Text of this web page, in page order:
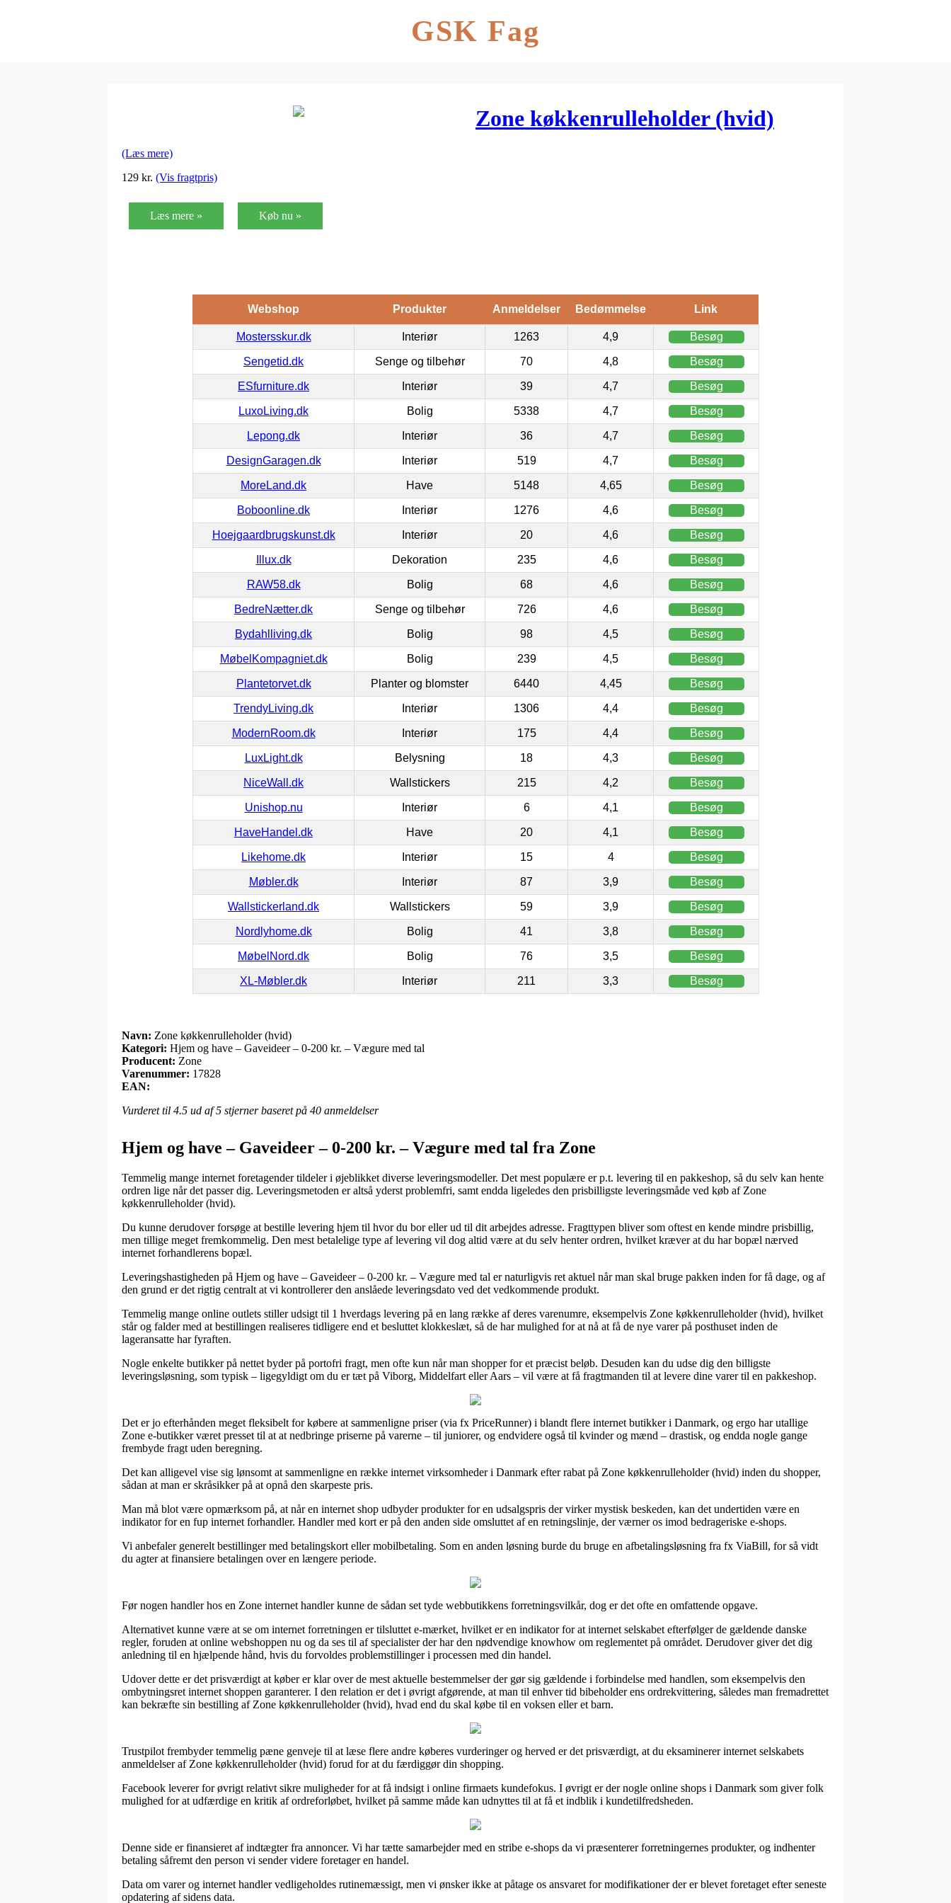
GSK Fag
Zone køkkenrulleholder (hvid)
(Læs mere)
129 kr. (Vis fragtpris)
Læs mere » Køb nu »
Webshop Produkter Anmeldelser Bedømmelse Link
Mostersskur.dk Interiør 1263 4,9 Besøg
Sengetid.dk Senge og tilbehør 70 4,8 Besøg
ESfurniture.dk Interiør 39 4,7 Besøg
LuxoLiving.dk Bolig 5338 4,7 Besøg
Lepong.dk Interiør 36 4,7 Besøg
DesignGaragen.dk Interiør 519 4,7 Besøg
MoreLand.dk Have 5148 4,65 Besøg
Boboonline.dk Interiør 1276 4,6 Besøg
Hoejgaardbrugskunst.dk Interiør 20 4,6 Besøg
Illux.dk Dekoration 235 4,6 Besøg
RAW58.dk Bolig 68 4,6 Besøg
BedreNætter.dk Senge og tilbehør 726 4,6 Besøg
Bydahlliving.dk Bolig 98 4,5 Besøg
MøbelKompagniet.dk Bolig 239 4,5 Besøg
Plantetorvet.dk Planter og blomster 6440 4,45 Besøg
TrendyLiving.dk Interiør 1306 4,4 Besøg
ModernRoom.dk Interiør 175 4,4 Besøg
LuxLight.dk Belysning 18 4,3 Besøg
NiceWall.dk Wallstickers 215 4,2 Besøg
Unishop.nu Interiør 6 4,1 Besøg
HaveHandel.dk Have 20 4,1 Besøg
Likehome.dk Interiør 15 4 Besøg
Møbler.dk Interiør 87 3,9 Besøg
Wallstickerland.dk Wallstickers 59 3,9 Besøg
Nordlyhome.dk Bolig 41 3,8 Besøg
MøbelNord.dk Bolig 76 3,5 Besøg
XL-Møbler.dk Interiør 211 3,3 Besøg
Navn: Zone køkkenrulleholder (hvid)
Kategori: Hjem og have – Gaveideer – 0-200 kr. – Vægure med tal
Producent: Zone
Varenummer: 17828
EAN:
Vurderet til 4.5 ud af 5 stjerner baseret på 40 anmeldelser
Hjem og have – Gaveideer – 0-200 kr. – Vægure med tal fra Zone
Temmelig mange internet foretagender tildeler i øjeblikket diverse leveringsmodeller. Det mest populære er p.t. levering til en pakkeshop, så du selv kan hente
ordren lige når det passer dig. Leveringsmetoden er altså yderst problemfri, samt endda ligeledes den prisbilligste leveringsmåde ved køb af Zone
køkkenrulleholder (hvid).
Du kunne derudover forsøge at bestille levering hjem til hvor du bor eller ud til dit arbejdes adresse. Fragttypen bliver som oftest en kende mindre prisbillig,
men tillige meget fremkommelig. Den mest betalelige type af levering vil dog altid være at du selv henter ordren, hvilket kræver at du har bopæl nærved
internet forhandlerens bopæl.
Leveringshastigheden på Hjem og have – Gaveideer – 0-200 kr. – Vægure med tal er naturligvis ret aktuel når man skal bruge pakken inden for få dage, og af
den grund er det rigtig centralt at vi kontrollerer den anslåede leveringsdato ved det vedkommende produkt.
Temmelig mange online outlets stiller udsigt til 1 hverdags levering på en lang række af deres varenumre, eksempelvis Zone køkkenrulleholder (hvid), hvilket
står og falder med at bestillingen realiseres tidligere end et besluttet klokkeslæt, så de har mulighed for at nå at få de nye varer på posthuset inden de
lageransatte har fyraften.
Nogle enkelte butikker på nettet byder på portofri fragt, men ofte kun når man shopper for et præcist beløb. Desuden kan du udse dig den billigste
leveringsløsning, som typisk – ligegyldigt om du er tæt på Viborg, Middelfart eller Aars – vil være at få fragtmanden til at levere dine varer til en pakkeshop.
Det er jo efterhånden meget fleksibelt for købere at sammenligne priser (via fx PriceRunner) i blandt flere internet butikker i Danmark, og ergo har utallige
Zone e-butikker været presset til at at nedbringe priserne på varerne – til juniorer, og endvidere også til kvinder og mænd – drastisk, og endda nogle gange
frembyde fragt uden beregning.
Det kan alligevel vise sig lønsomt at sammenligne en række internet virksomheder i Danmark efter rabat på Zone køkkenrulleholder (hvid) inden du shopper,
sådan at man er skråsikker på at opnå den skarpeste pris.
Man må blot være opmærksom på, at når en internet shop udbyder produkter for en udsalgspris der virker mystisk beskeden, kan det undertiden være en
indikator for en fup internet forhandler. Handler med kort er på den anden side omsluttet af en retningslinje, der værner os imod bedrageriske e-shops.
Vi anbefaler generelt bestillinger med betalingskort eller mobilbetaling. Som en anden løsning burde du bruge en afbetalingsløsning fra fx ViaBill, for så vidt
du agter at finansiere betalingen over en længere periode.
Før nogen handler hos en Zone internet handler kunne de sådan set tyde webbutikkens forretningsvilkår, dog er det ofte en omfattende opgave.
Alternativet kunne være at se om internet forretningen er tilsluttet e-mærket, hvilket er en indikator for at internet selskabet efterfølger de gældende danske
regler, foruden at online webshoppen nu og da ses til af specialister der har den nødvendige knowhow om reglementet på området. Derudover giver det dig
anledning til en hjælpende hånd, hvis du forvoldes problemstillinger i processen med din handel.
Udover dette er det prisværdigt at køber er klar over de mest aktuelle bestemmelser der gør sig gældende i forbindelse med handlen, som eksempelvis den
ombytningsret internet shoppen garanterer. I den relation er det i øvrigt afgørende, at man til enhver tid bibeholder ens ordrekvittering, således man fremadrettet
kan bekræfte sin bestilling af Zone køkkenrulleholder (hvid), hvad end du skal købe til en voksen eller et barn.
Trustpilot frembyder temmelig pæne genveje til at læse flere andre køberes vurderinger og herved er det prisværdigt, at du eksaminerer internet selskabets
anmeldelser af Zone køkkenrulleholder (hvid) forud for at du færdiggør din shopping.
Facebook leverer for øvrigt relativt sikre muligheder for at få indsigt i online firmaets kundefokus. I øvrigt er der nogle online shops i Danmark som giver folk
mulighed for at udfærdige en kritik af ordreforløbet, hvilket på samme måde kan udnyttes til at få et indblik i kundetilfredsheden.
Denne side er finansieret af indtægter fra annoncer. Vi har tætte samarbejder med en stribe e-shops da vi præsenterer forretningernes produkter, og indhenter
betaling såfremt den person vi sender videre foretager en handel.
Data om varer og internet handler vedligeholdes rutinemæssigt, men vi ønsker ikke at påtage os ansvaret for modifikationer der er blevet foretaget efter seneste
opdatering af sidens data.